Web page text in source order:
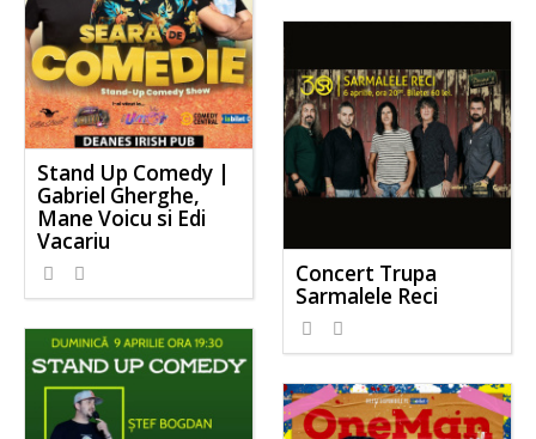
Stand Up Comedy |
Gabriel Gherghe,
Mane Voicu si Edi
Vacariu
Concert Trupa
Sarmalele Reci